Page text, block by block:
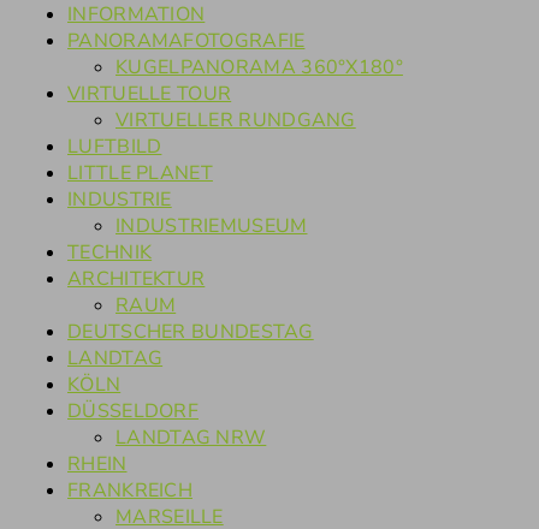
INFORMATION
PANORAMAFOTOGRAFIE
KUGELPANORAMA 360°X180°
VIRTUELLE TOUR
VIRTUELLER RUNDGANG
LUFTBILD
LITTLE PLANET
INDUSTRIE
INDUSTRIEMUSEUM
TECHNIK
ARCHITEKTUR
RAUM
DEUTSCHER BUNDESTAG
LANDTAG
KÖLN
DÜSSELDORF
LANDTAG NRW
RHEIN
FRANKREICH
MARSEILLE